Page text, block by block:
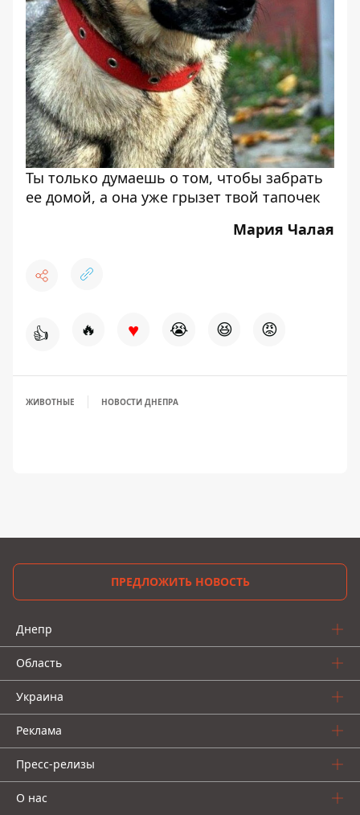
Ты только думаешь о том, чтобы забрать
ее домой, а она уже грызет твой тапочек
Мария Чалая
👍 🔥 ♥ 😭 😆 😡
ЖИВОТНЫЕ НОВОСТИ ДНЕПРА
ПРЕДЛОЖИТЬ НОВОСТЬ
Днепр
Область
Украина
Реклама
Пресс-релизы
О нас